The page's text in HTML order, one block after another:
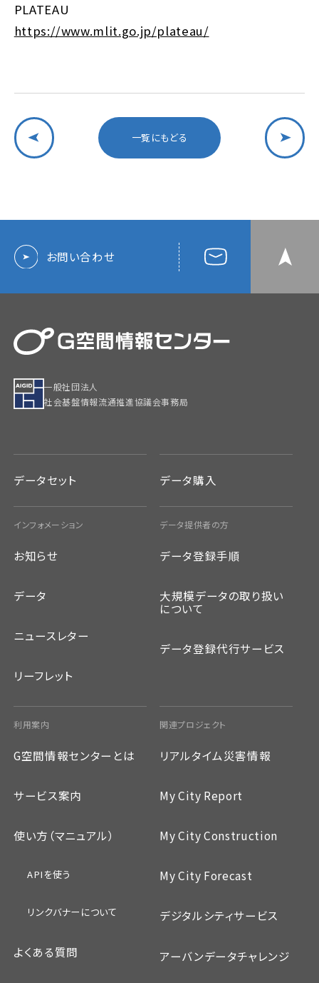
PLATEAU
https://www.mlit.go.jp/plateau/
一覧にもどる
お問い合わせ
一般社団法人
社会基盤情報流通推進協議会事務局
データセット
インフォメーション
お知らせ
データ
ニュースレター
リーフレット
利用案内
G空間情報センターとは
サービス案内
使い方（マニュアル）
APIを使う
リンクバナーについて
よくある質問
データ購入
データ提供者の方
データ登録手順
大規模データの取り扱い
について
データ登録代行サービス
関連プロジェクト
リアルタイム災害情報
My City Report
My City Construction
My City Forecast
デジタルシティサービス
アーバンデータチャレンジ